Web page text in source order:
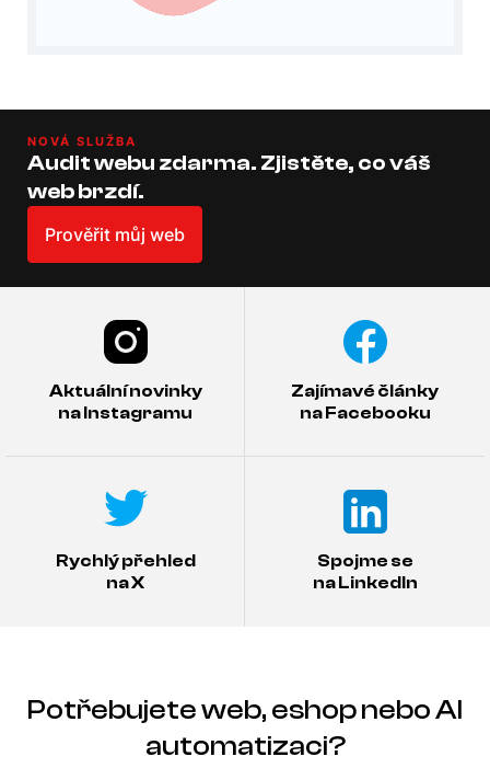
NOVÁ SLUŽBA
Audit webu zdarma. Zjistěte, co váš
web brzdí.
Prověřit můj web
Aktuální novinky
na Instagramu
Zajímavé články
na Facebooku
Rychlý přehled
na X
Spojme se
na LinkedIn
Potřebujete web, eshop nebo AI
automatizaci?